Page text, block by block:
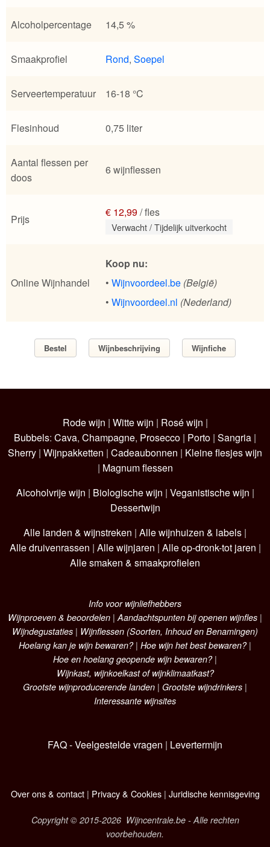
Alcoholpercentage 14,5 %
Smaakprofiel Rond, Soepel
Serveertemperatuur 16-18 °C
Flesinhoud 0,75 liter
Aantal flessen per
doos
6 wijnflessen
Prijs
€ 12,99/ fles
Verwacht / Tijdelijk uitverkocht
Online Wijnhandel
Koop nu:
• Wijnvoordeel.be (België)
• Wijnvoordeel.nl (Nederland)
Bestel Wijnbeschrijving Wijnfiche
Rode wijn | Witte wijn | Rosé wijn |
Bubbels: Cava, Champagne, Prosecco | Porto | Sangria |
Sherry | Wijnpakketten | Cadeaubonnen | Kleine flesjes wijn
| Magnum flessen
Alcoholvrije wijn | Biologische wijn | Veganistische wijn |
Dessertwijn
Alle landen & wijnstreken | Alle wijnhuizen & labels |
Alle druivenrassen | Alle wijnjaren | Alle op-dronk-tot jaren |
Alle smaken & smaakprofielen
Info voor wijnliefhebbers
Wijnproeven & beoordelen | Aandachtspunten bij openen wijnfles |
Wijndegustaties | Wijnflessen (Soorten, Inhoud en Benamingen)
Hoelang kan je wijn bewaren?| Hoe wijn het best bewaren?|
Hoe en hoelang geopende wijn bewaren?|
Wijnkast, wijnkoelkast of wijnklimaatkast?
Grootste wijnproducerende landen | Grootste wijndrinkers |
Interessante wijnsites
FAQ - Veelgestelde vragen | Levertermijn
Over ons & contact| Privacy & Cookies| Juridische kennisgeving
Copyright © 2015-2026 Wijncentrale.be - Alle rechten
voorbehouden.